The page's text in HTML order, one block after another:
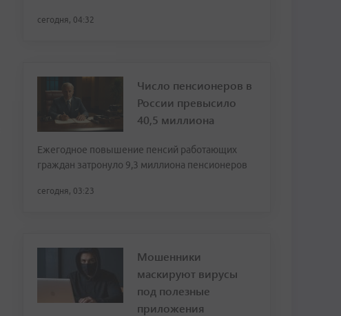
сегодня, 04:32
Число пенсионеров в
России превысило
40,5 миллиона
Ежегодное повышение пенсий работающих
граждан затронуло 9,3 миллиона пенсионеров
сегодня, 03:23
Мошенники
маскируют вирусы
под полезные
приложения